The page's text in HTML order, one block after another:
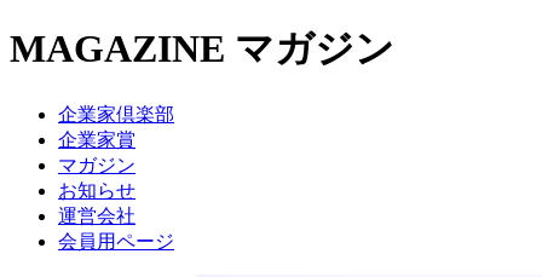
MAGAZINE マガジン
企業家倶楽部
企業家賞
マガジン
お知らせ
運営会社
会員用ページ